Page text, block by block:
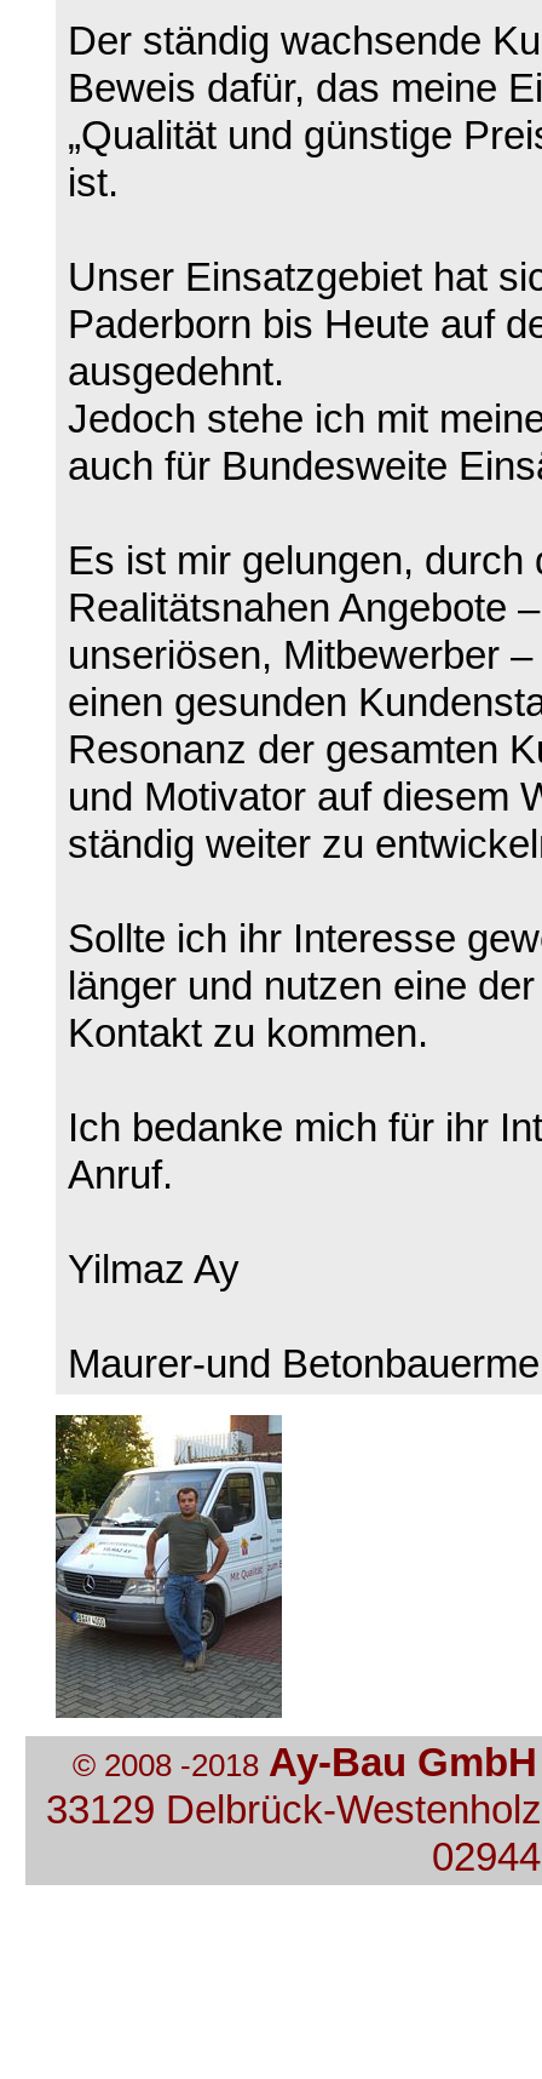
Der ständig wachsende
Beweis dafür, das meine
„Qualität und günstige
ist.
Unser Einsatzgebiet hat
Paderborn bis Heute auf
ausgedehnt.
Jedoch stehe ich mit
auch für Bundesweite
Es ist mir gelungen,
Realitätsnahen Angebote
unseriösen, Mitbewerber
einen gesunden
Resonanz der gesamten
und Motivator auf diesem
ständig weiter zu
Sollte ich ihr Interesse
länger und nutzen eine
Kontakt zu kommen.
Ich bedanke mich für ihr
Anruf.
Yilmaz Ay
Maurer-und
© 2008 -2018 Ay-Bau GmbH
33129 Delbrück-